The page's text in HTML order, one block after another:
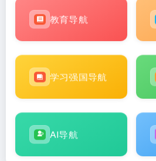
教育导航
学习强国导航
AI导航